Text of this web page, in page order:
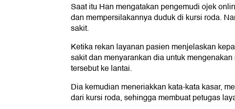
Saat itu Han mengatakan pengemudi ojek
dan mempersilakannya duduk di kursi roda.
sakit.
Ketika rekan layanan pasien menjelaskan
sakit dan menyarankan dia untuk
tersebut ke lantai.
Dia kemudian meneriakkan kata-kata kasar,
dari kursi roda, sehingga membuat petugas